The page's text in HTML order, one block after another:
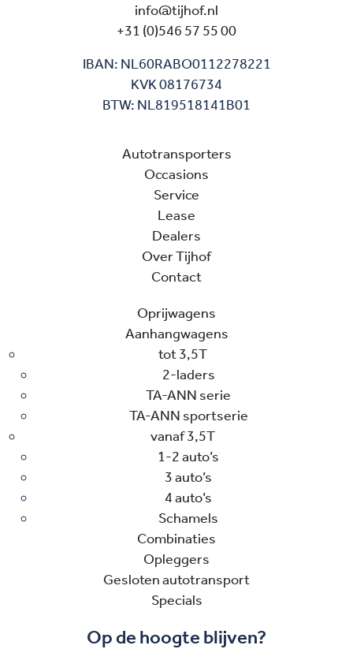
info@tijhof.nl
+31 (0)546 57 55 00
IBAN: NL60RABO0112278221
KVK 08176734
BTW: NL819518141B01
Autotransporters
Occasions
Service
Lease
Dealers
Over Tijhof
Contact
Oprijwagens
Aanhangwagens
tot 3,5T
2-laders
TA-ANN serie
TA-ANN sportserie
vanaf 3,5T
1-2 auto’s
3 auto’s
4 auto’s
Schamels
Combinaties
Opleggers
Gesloten autotransport
Specials
Op de hoogte blijven?